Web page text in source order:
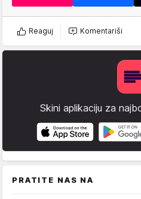
Reaguj Komentariši
Skini aplikaciju za
PRATITE NAS NA